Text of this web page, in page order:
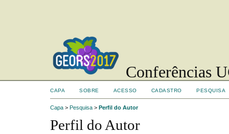
Conferências
CAPA SOBRE ACESSO CADASTRO PESQUISA
Capa > Pesquisa > Perfil do Autor
Perfil do Autor